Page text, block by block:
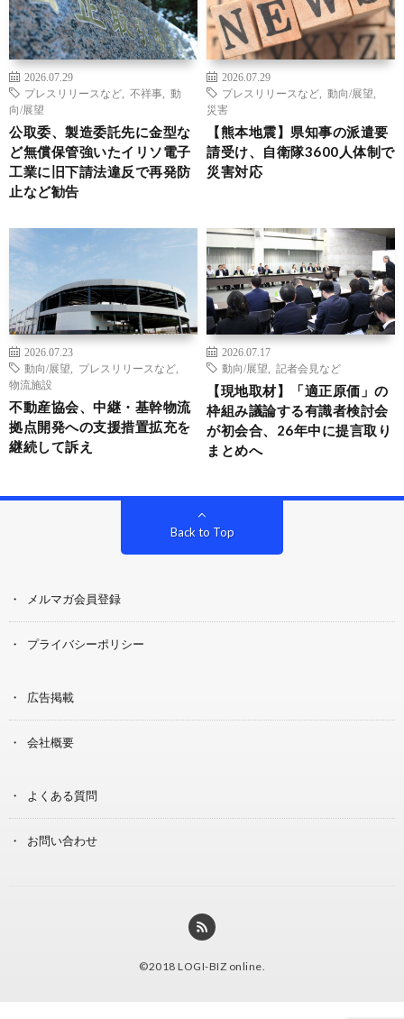
2026.07.29
プレスリリースなど
不祥事
動
向/展望
公取委、製造委託先に金型な
ど無償保管強いたイリソ電子
工業に旧下請法違反で再発防
止など勧告
2026.07.29
プレスリリースなど
動向/展望
災害
【熊本地震】県知事の派遣要
請受け、自衛隊3600人体制で
災害対応
2026.07.23
動向/展望
プレスリリースなど
物流施設
不動産協会、中継・基幹物流
拠点開発への支援措置拡充を
継続して訴え
2026.07.17
動向/展望
記者会見など
【現地取材】「適正原価」の
枠組み議論する有識者検討会
が初会合、26年中に提言取り
まとめへ
Back to Top
メルマガ会員登録
プライバシーポリシー
広告掲載
会社概要
よくある質問
お問い合わせ
©2018 LOGI-BIZ online